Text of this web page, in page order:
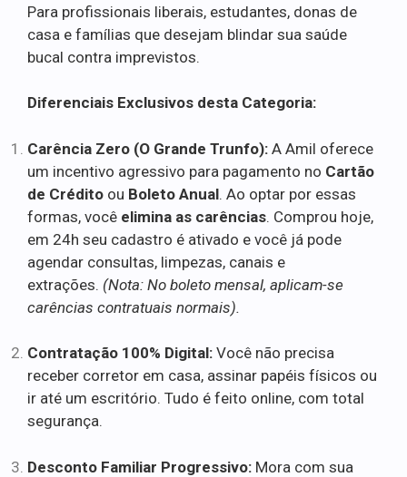
Para profissionais liberais, estudantes, donas de
casa e famílias que desejam blindar sua saúde
bucal contra imprevistos.
Diferenciais Exclusivos desta Categoria:
Carência Zero (O Grande Trunfo): A Amil oferece
um incentivo agressivo para pagamento no Cartão
de Crédito ou Boleto Anual. Ao optar por essas
formas, você elimina as carências. Comprou hoje,
em 24h seu cadastro é ativado e você já pode
agendar consultas, limpezas, canais e
extrações. (Nota: No boleto mensal, aplicam-se
carências contratuais normais).
Contratação 100% Digital: Você não precisa
receber corretor em casa, assinar papéis físicos ou
ir até um escritório. Tudo é feito online, com total
segurança.
Desconto Familiar Progressivo: Mora com sua